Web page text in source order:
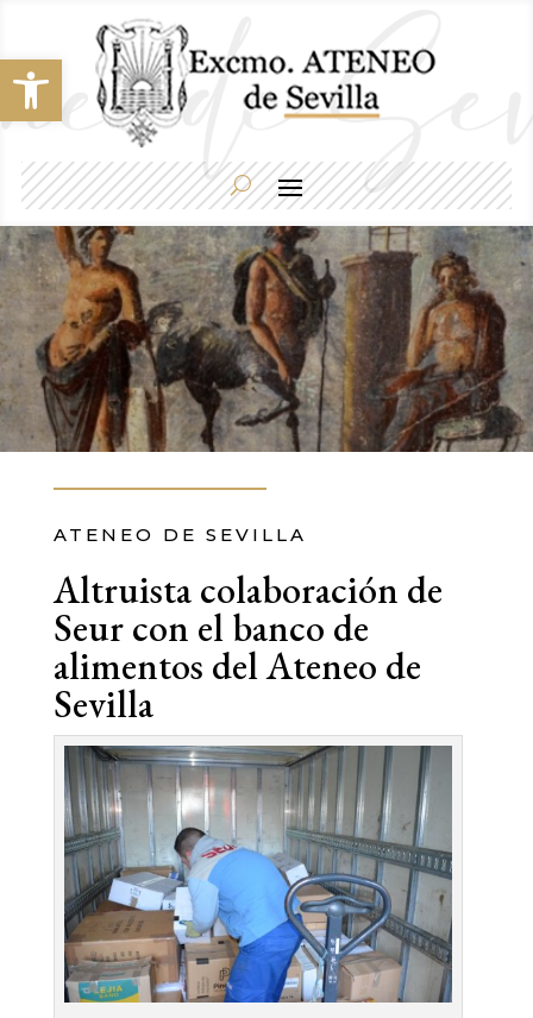
Abrir barra de herramientas
ATENEO DE SEVILLA
Altruista colaboración de
Seur con el banco de
alimentos del Ateneo de
Sevilla